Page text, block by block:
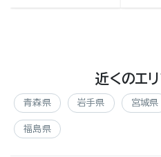
近くのエ
青森県 岩手県 宮城県
福島県